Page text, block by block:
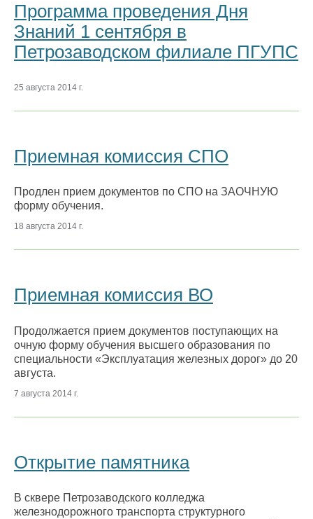
Программа проведения Дня
Знаний 1 сентября в
Петрозаводском филиале ПГУПС
25 августа 2014 г.
Приемная комиссия СПО
Продлен прием документов по СПО на ЗАОЧНУЮ
форму обучения.
18 августа 2014 г.
Приемная комиссия ВО
Продолжается прием документов поступающих на
очную форму обучения высшего образования по
специальности «Эксплуатация железных дорог» до 20
августа.
7 августа 2014 г.
Открытие памятника
В сквере Петрозаводского колледжа
железнодорожного транспорта структурного